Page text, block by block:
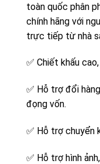
toàn quốc phân
chính hãng với
trực tiếp từ nhà
✅ Chiết khấu
✅ Hỗ trợ đổi
đọng vốn.
✅ Hỗ trợ chuyển
✅ Hỗ trợ hình